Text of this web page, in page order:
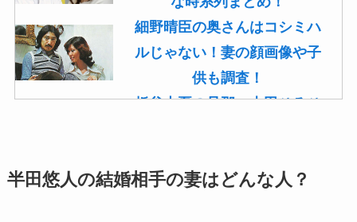
細野晴臣の奥さんはコシミハ
ルじゃない！妻の顔画像や子
供も調査！
板谷由夏の旦那・古田ひろひ
菊池桃子の旦那・新原浩朗(官
半田悠人の結婚相手の妻はどんな人？